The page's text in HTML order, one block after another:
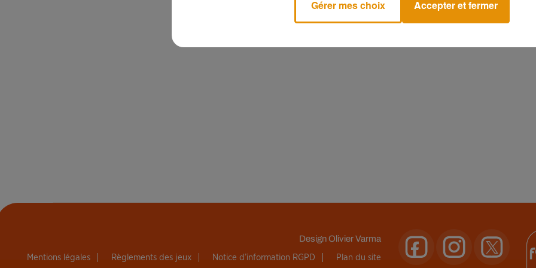
DesignOlivier Varma
Mentions légales Règlements des jeux Notice d’information RGPD Plan du site
Gérer mes choix Accepter et fermer